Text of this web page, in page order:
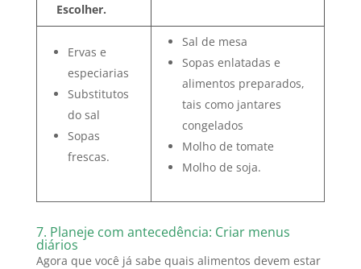
Escolher.
Ervas e
especiarias
Substitutos
do sal
Sopas
frescas.
Sal de mesa
Sopas enlatadas e
alimentos preparados,
tais como jantares
congelados
Molho de tomate
Molho de soja.
7. Planeje com antecedência: Criar menus
diários
Agora que você já sabe quais alimentos devem estar